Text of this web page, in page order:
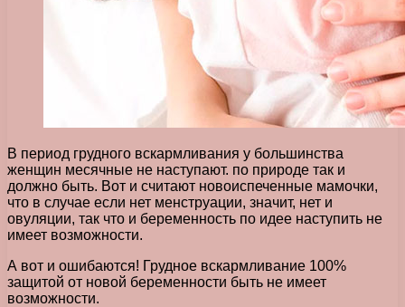
В период грудного вскармливания у большинства
женщин месячные не наступают. по природе так и
должно быть. Вот и считают новоиспеченные мамочки,
что в случае если нет менструации, значит, нет и
овуляции, так что и беременность по идее наступить не
имеет возможности.
А вот и ошибаются! Грудное вскармливание 100%
защитой от новой беременности быть не имеет
возможности.